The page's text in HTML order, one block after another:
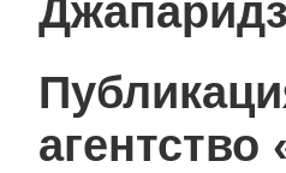
агентство